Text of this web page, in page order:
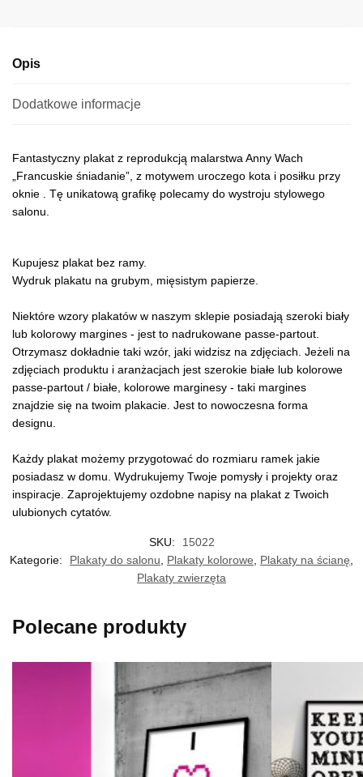
Opis
Dodatkowe informacje
Fantastyczny plakat z reprodukcją malarstwa Anny Wach
„Francuskie śniadanie”, z motywem uroczego kota i posiłku przy
oknie . Tę unikatową grafikę polecamy do wystroju stylowego
salonu.
Kupujesz plakat bez ramy.
Wydruk plakatu na grubym, mięsistym papierze.
Niektóre wzory plakatów w naszym sklepie posiadają szeroki biały
lub kolorowy margines - jest to nadrukowane passe-partout.
Otrzymasz dokładnie taki wzór, jaki widzisz na zdjęciach. Jeżeli na
zdjęciach produktu i aranżacjach jest szerokie białe lub kolorowe
passe-partout / białe, kolorowe marginesy - taki margines
znajdzie się na twoim plakacie. Jest to nowoczesna forma
designu.
Każdy plakat możemy przygotować do rozmiaru ramek jakie
posiadasz w domu. Wydrukujemy Twoje pomysły i projekty oraz
inspiracje. Zaprojektujemy ozdobne napisy na plakat z Twoich
ulubionych cytatów.
SKU:
15022
Kategorie:
Plakaty do salonu Plakaty kolorowe Plakaty na ścianę
Plakaty zwierzęta
Polecane produkty